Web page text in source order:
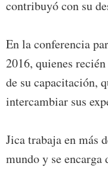
contribuyó con su
En la conferencia
2016, quienes
de su capacitación,
intercambiar sus
Jica trabaja en más
mundo y se encarga